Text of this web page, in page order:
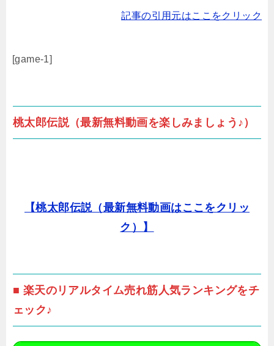
記事の引用元はここをクリック
[game-1]
桃太郎伝説（最新無料動画を楽しみましょう♪）
【桃太郎伝説（最新無料動画はここをクリッ
ク）】
■ 楽天のリアルタイム売れ筋人気ランキングをチ
ェック♪